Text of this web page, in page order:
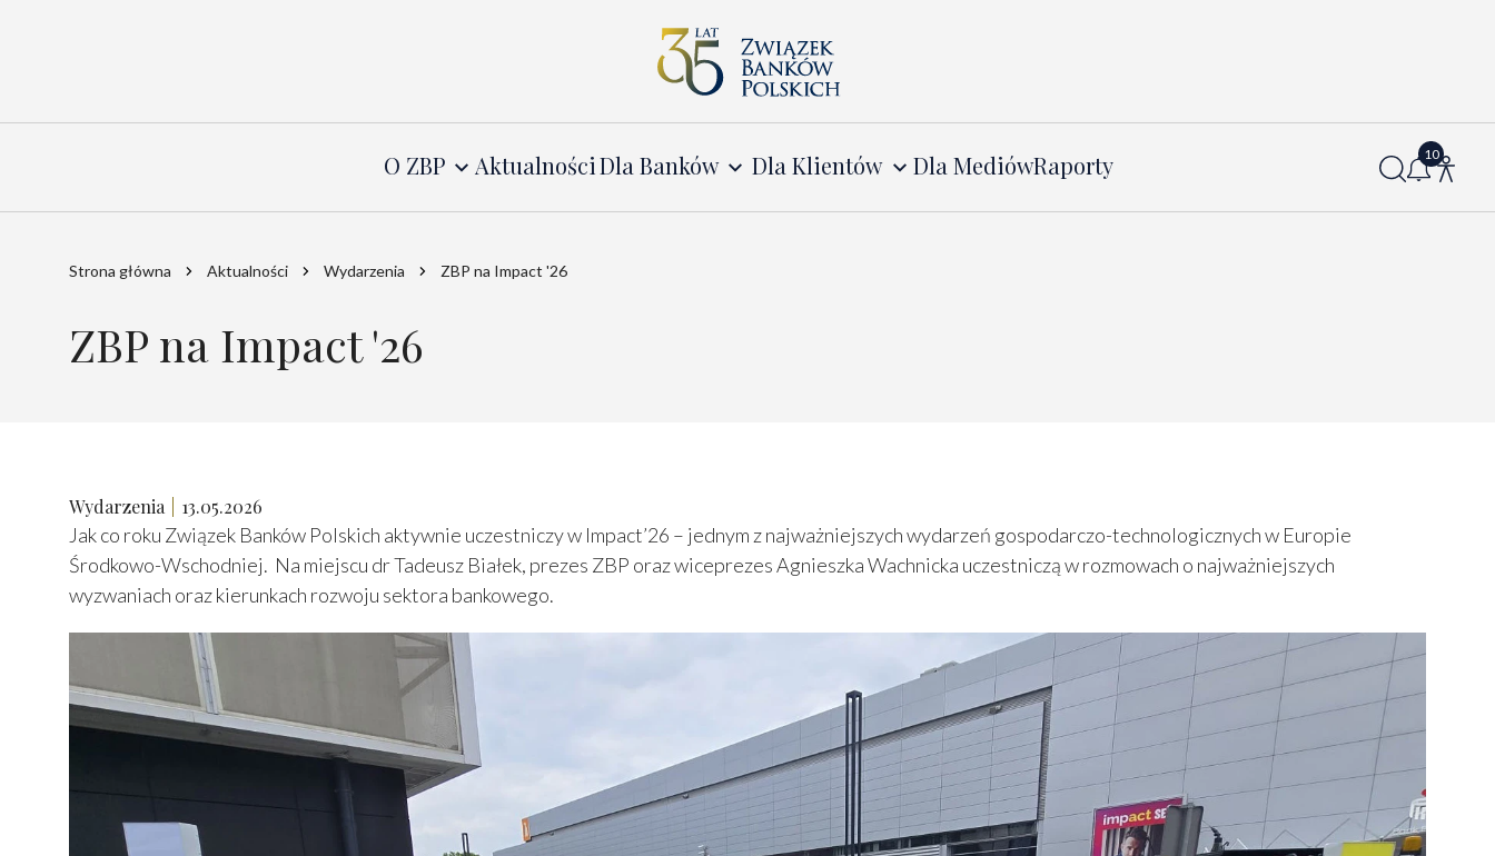
O ZBP AktualnościDla Banków Dla Klientów Dla MediówRaporty
Strona główna Aktualności Wydarzenia ZBP na Impact '26
ZBP na Impact '26
Wydarzenia 13.05.2026
Jak co roku Związek Banków Polskich aktywnie uczestniczy w Impact’26 – jednym z najważniejszych wydarzeń gospodarczo-technologicznych w Europie
Środkowo-Wschodniej. Na miejscu dr Tadeusz Białek, prezes ZBP oraz wiceprezes Agnieszka Wachnicka uczestniczą w rozmowach o najważniejszych
wyzwaniach oraz kierunkach rozwoju sektora bankowego.